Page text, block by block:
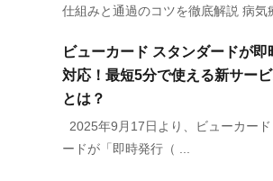
仕組みと通過のコツを徹底解説 病気
ビューカード スタンダードが即
対応！最短5分で使える新サー
とは？
2025年9月17日より、ビューカー
ードが「即時発行（ ...